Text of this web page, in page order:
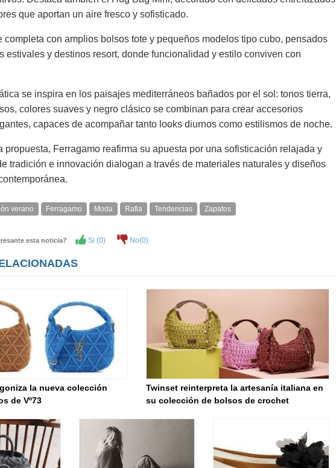
que aportan un aire fresco y sofisticado.
completa con amplios bolsos tote y pequeños modelos tipo cubo, pensados
estivales y destinos resort, donde funcionalidad y estilo conviven con
se inspira en los paisajes mediterráneos bañados por el sol: tonos tierra,
colores suaves y negro clásico se combinan para crear accesorios
capaces de acompañar tanto looks diurnos como estilismos de noche.
propuesta, Ferragamo reafirma su apuesta por una sofisticación relajada y
tradición e innovación dialogan a través de materiales naturales y diseños
verano Ferragamo Moda Rafia Tendencias Zapatos
esta noticia? Si (0) No(0)
la nueva colección
de Vº73
Twinset reinterpreta la artesanía italiana en
su colección de bolsos de crochet